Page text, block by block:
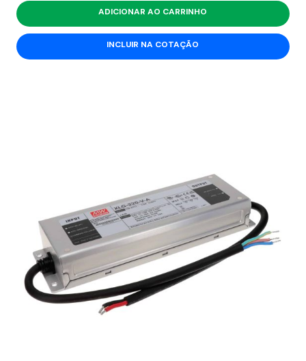
ADICIONAR AO CARRINHO
INCLUIR NA COTAÇÃO